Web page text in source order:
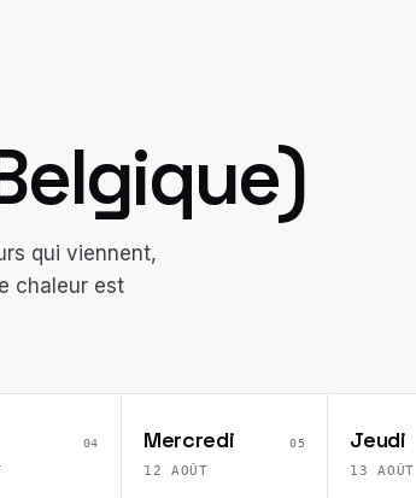
)
qui viennent,
chaleur est
04 Mercredi
12 AOÛT
05 Jeudi
13 AOÛT